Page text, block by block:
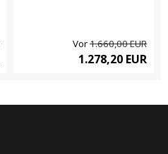
Vor1.660,00 EUR
1.278,20 EUR